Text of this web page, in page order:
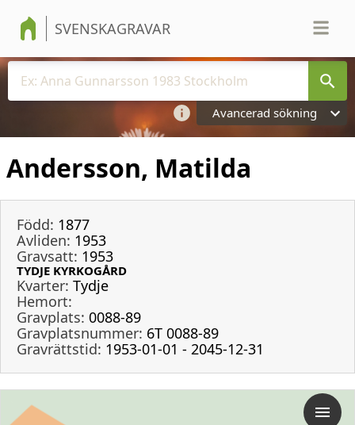
SVENSKAGRAVAR
Avancerad sökning
Andersson, Matilda
Född: 1877
Avliden: 1953
Gravsatt: 1953
TYDJE KYRKOGÅRD
Kvarter: Tydje
Hemort:
Gravplats: 0088-89
Gravplatsnummer: 6T 0088-89
Gravrättstid: 1953-01-01 - 2045-12-31